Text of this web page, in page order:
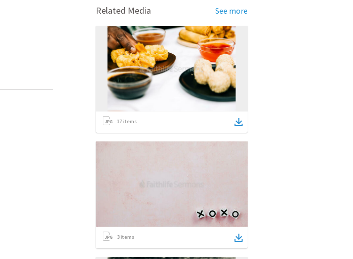
Related Media See more
17 items
3 items